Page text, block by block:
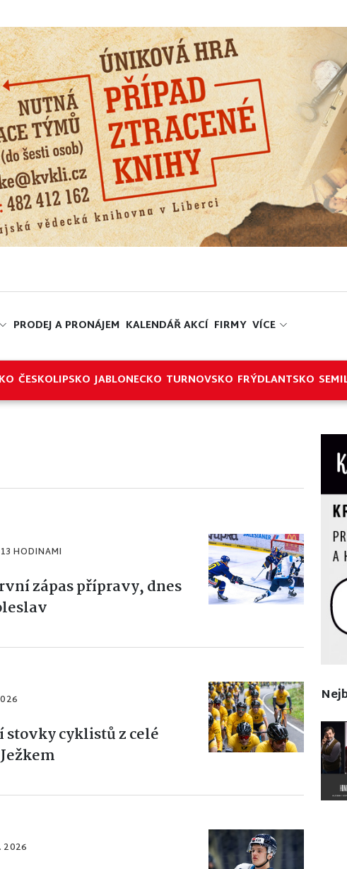
PRODEJ A PRONÁJEM KALENDÁŘ AKCÍ FIRMY VÍCE
ČESKOLIPSKO JABLONECKO TURNOVSKO FRÝDLANTSKO
HODINAMI
zápas přípravy, dnes
stovky cyklistů z celé
2026